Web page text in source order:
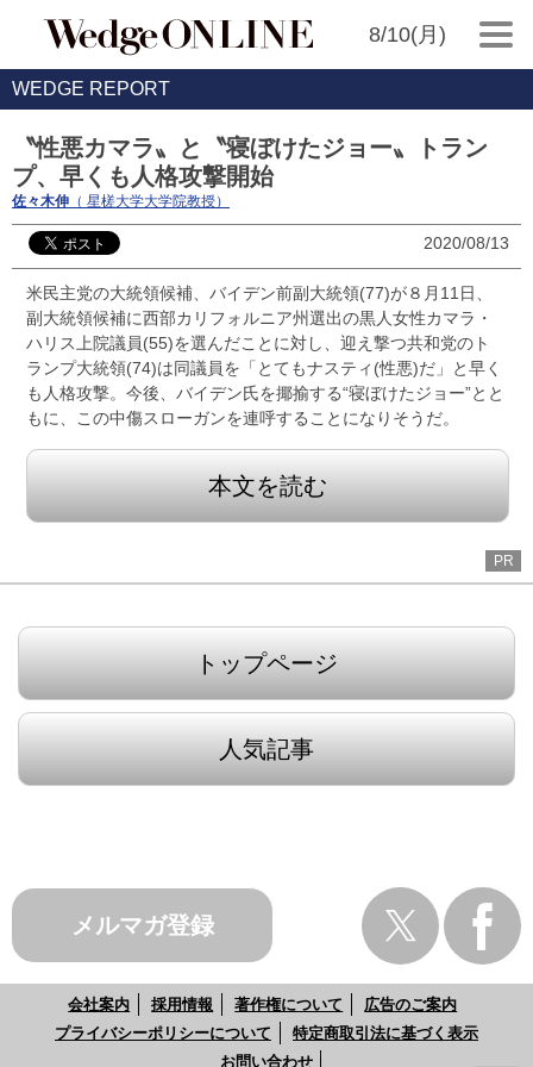
8/10(月)
WEDGE REPORT
〝性悪カマラ〟と〝寝ぼけたジョー〟トラン
プ、早くも人格攻撃開始
佐々木伸 （ 星槎大学大学院教授）
2020/08/13
米民主党の大統領候補、バイデン前副大統領(77)が８月11日、
副大統領候補に西部カリフォルニア州選出の黒人女性カマラ・
ハリス上院議員(55)を選んだことに対し、迎え撃つ共和党のト
ランプ大統領(74)は同議員を「とてもナスティ(性悪)だ」と早く
も人格攻撃。今後、バイデン氏を揶揄する“寝ぼけたジョー”とと
もに、この中傷スローガンを連呼することになりそうだ。
本文を読む
PR
トップページ
人気記事
メルマガ登録
会社案内 採用情報 著作権について
広告のご案内
プライバシーポリシーについて
特定商取引法に基づく表示
お問い合わせ